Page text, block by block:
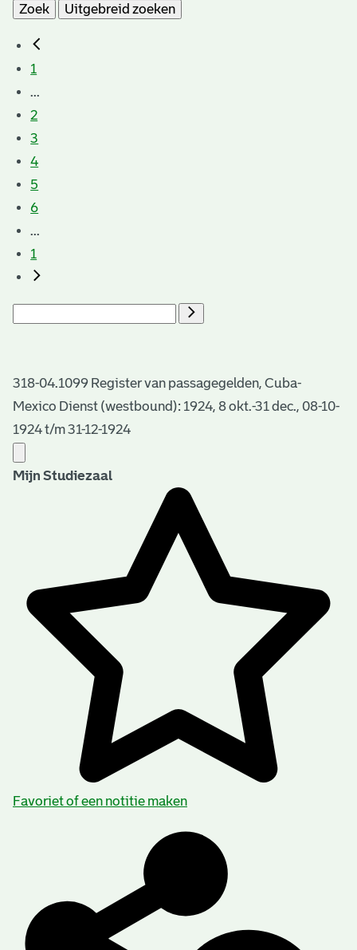
Zoek
Uitgebreid zoeken
1
...
2
3
4
5
6
...
1
318-04.1099 Register van passagegelden, Cuba-
Mexico Dienst (westbound): 1924, 8 okt.-31 dec., 08-10-
1924 t/m 31-12-1924
Mijn Studiezaal
Favoriet of een notitie maken